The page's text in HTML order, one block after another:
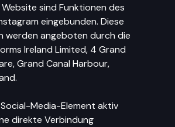
sind Funktionen des
eingebunden. Diese
werden angeboten durch die
Ireland Limited, 4 Grand
Grand Canal Harbour,
Media-Element aktiv
direkte Verbindung